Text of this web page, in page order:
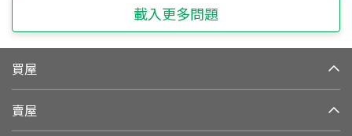
載入更多問題
買屋
賣屋